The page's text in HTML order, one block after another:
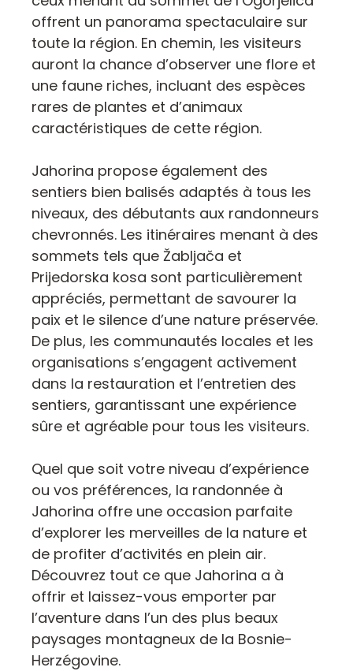
offrent un panorama spectaculaire sur
toute la région. En chemin, les visiteurs
auront la chance d’observer une flore et
une faune riches, incluant des espèces
rares de plantes et d’animaux
caractéristiques de cette région.
Jahorina propose également des
sentiers bien balisés adaptés à tous les
niveaux, des débutants aux randonneurs
chevronnés. Les itinéraires menant à des
sommets tels que Žabljača et
Prijedorska kosa sont particulièrement
appréciés, permettant de savourer la
paix et le silence d’une nature préservée.
De plus, les communautés locales et les
organisations s’engagent activement
dans la restauration et l’entretien des
sentiers, garantissant une expérience
sûre et agréable pour tous les visiteurs.
Quel que soit votre niveau d’expérience
ou vos préférences, la randonnée à
Jahorina offre une occasion parfaite
d’explorer les merveilles de la nature et
de profiter d’activités en plein air.
Découvrez tout ce que Jahorina a à
offrir et laissez-vous emporter par
l’aventure dans l’un des plus beaux
paysages montagneux de la Bosnie-
Herzégovine.